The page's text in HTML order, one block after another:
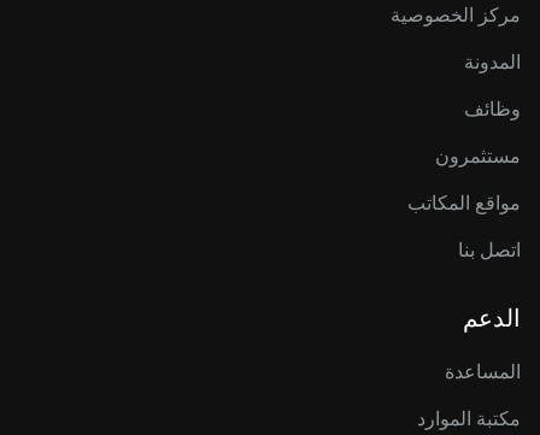
مركز الخصوصية
المدونة
وظائف
مستثمرون
مواقع المكاتب
اتصل بنا
الدعم
المساعدة
مكتبة الموارد